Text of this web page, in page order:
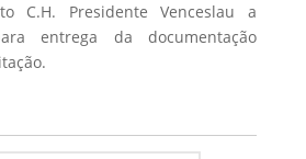
C.H. Presidente Venceslau a
entrega da documentação